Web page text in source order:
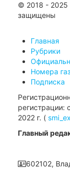
© 2018 - 2025
защищены
Главная
Рубрики
Номера
Подписка
регистрации:
2022 г. (
Главный
602102,